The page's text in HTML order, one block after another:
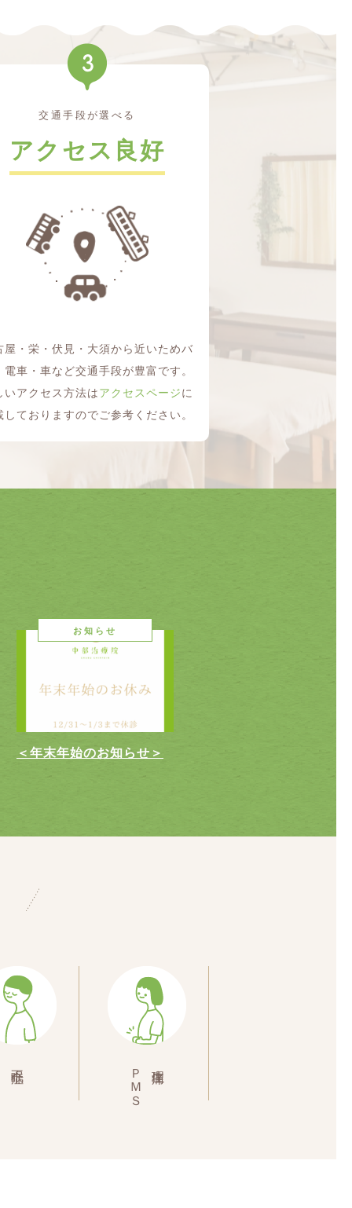
交通手段が選べる
アクセス良好
屋・栄・伏見・大須から近いためバ
電車・車など交通手段が豊富です。
いアクセス方法はアクセスページに
しておりますのでご参考ください。
お知らせ
＜年末年始のお知らせ＞
ＰＭＳ